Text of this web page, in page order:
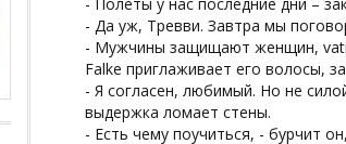
- Да уж, Тревви. Завтра мы
- Мужчины защищают женщин,
Falke приглаживает его волосы,
- Я согласен, любимый. Но не
выдержка ломает стены.
- Есть чему поучиться, - бурчит